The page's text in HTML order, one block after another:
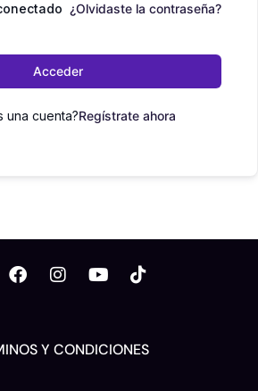
¿Olvidaste la contraseña?
Acceder
una cuenta?Regístrate ahora
Y CONDICIONES